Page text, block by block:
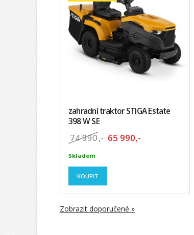
zahradní traktor STIGA Estate
398 W SE
74 990,- 65 990,-
Skladem
KOUPIT
Zobrazit doporučené »